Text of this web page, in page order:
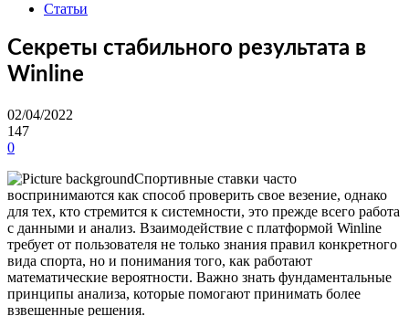
Статьи
Секреты стабильного результата в
Winline
02/04/2022
147
0
Спортивные ставки часто
воспринимаются как способ проверить свое везение, однако
для тех, кто стремится к системности, это прежде всего работа
с данными и анализ. Взаимодействие с платформой Winline
требует от пользователя не только знания правил конкретного
вида спорта, но и понимания того, как работают
математические вероятности. Важно знать фундаментальные
принципы анализа, которые помогают принимать более
взвешенные решения.